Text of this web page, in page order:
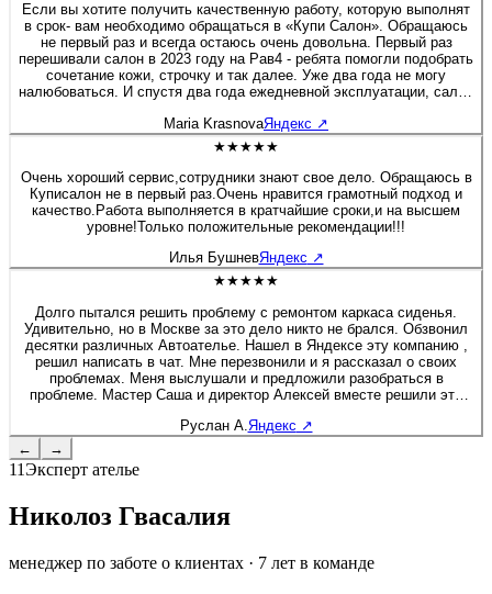
Если вы хотите получить качественную работу, которую выполнят
в срок- вам необходимо обращаться в «Купи Салон». Обращаюсь
не первый раз и всегда остаюсь очень довольна. Первый раз
перешивали салон в 2023 году на Рав4 - ребята помогли подобрать
сочетание кожи, строчку и так далее. Уже два года не могу
налюбоваться. И спустя два года ежедневной эксплуатации, салон
на Солярисе. Здесь работают профессионалы своего дела!
Maria KrasnovaЯндекс ↗
★★★★★
Очень хороший сервис,сотрудники знают свое дело. Обращаюсь в
Куписалон не в первый раз.Очень нравится грамотный подход и
качество.Работа выполняется в кратчайшие сроки,и на высшем
уровне!Только положительные рекомендации!!!
Илья БушневЯндекс ↗
★★★★★
Долго пытался решить проблему с ремонтом каркаса сиденья.
Удивительно, но в Москве за это дело никто не брался. Обзвонил
десятки различных Автоателье. Нашел в Яндексе эту компанию ,
решил написать в чат. Мне перезвонили и я рассказал о своих
проблемах. Меня выслушали и предложили разобраться в
проблеме. Мастер Саша и директор Алексей вместе решили это
вовлечен в работу, помогал своим сотрудникам и через 2 дня мне
позвонил, чтобы узнать результат. Купи салон - профессионалы! К
Руслан А. Яндекс ↗
←
→
11Эксперт ателье
Николоз Гвасалия
менеджер по заботе о клиентах · 7 лет в команде